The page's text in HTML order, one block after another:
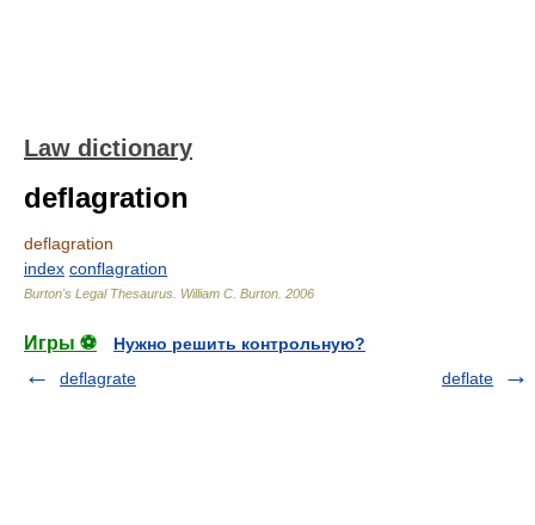
Law dictionary
deflagration
deflagration
index conflagration
Burton's Legal Thesaurus. William C. Burton 2006
Игры ⚽
Нужно решить контрольную?
deflagrate
deflate